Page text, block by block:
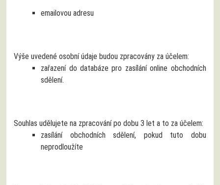
emailovou adresu
Výše uvedené osobní údaje budou zpracovány za účelem:
zařazení do databáze pro zasílání online obchodních
sdělení.
Souhlas udělujete na zpracování po dobu 3 let a to za účelem:
zasílání obchodních sdělení, pokud tuto dobu
neprodloužíte